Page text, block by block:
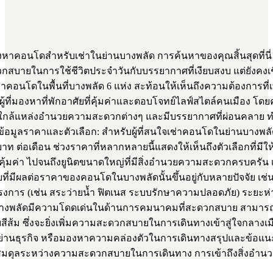
าคอนโดสำหรับเช่าในย่านบางพลัด การค้นหาของคุณสิ้นสุดที่นี่
บายในการใช้ชีวิตประจำวันกับบรรยากาศที่เงียบสงบ แต่ยังคง
าคอนโดในพื้นที่บางพลัด 6 แห่ง สะท้อนให้เห็นถึงความต้องการ
ผู้ที่มองหาที่พักอาศัยที่คุ้มค่าและตอบโจทย์ไลฟ์สไตล์คนเมือง โด
ล้แหล่งอำนวยความสะดวกต่างๆ และมีบรรยากาศที่ผ่อนคลาย
มูลราคาและตัวเลือก: สำหรับผู้ที่สนใจเช่าคอนโดในย่านบางพ
าท ต่อเดือน ช่วงราคาที่หลากหลายนี้แสดงให้เห็นถึงตัวเลือกที่มี
มค่า ไปจนถึงยูนิตขนาดใหญ่ที่มีสิ่งอำนวยความสะดวกครบครัน
มีผลต่อราคาของคอนโดในบางพลัดนั้นขึ้นอยู่กับหลายปัจจัย เ
การ (เช่น สระว่ายน้ำ ฟิตเนส ระบบรักษาความปลอดภัย) ระยะ
พลัดมีความโดดเด่นในด้านการคมนาคมที่สะดวกสบาย สามาร
ม ซึ่งจะยิ่งเพิ่มความสะดวกสบายในการเดินทางเข้าสู่ใจกลาง
นธุรกิจ หรือมองหาความคล่องตัวในการเดินทางสรุปและข้อแ
ลระหว่างความสะดวกสบายในการเดินทาง การเข้าถึงสิ่งอำน